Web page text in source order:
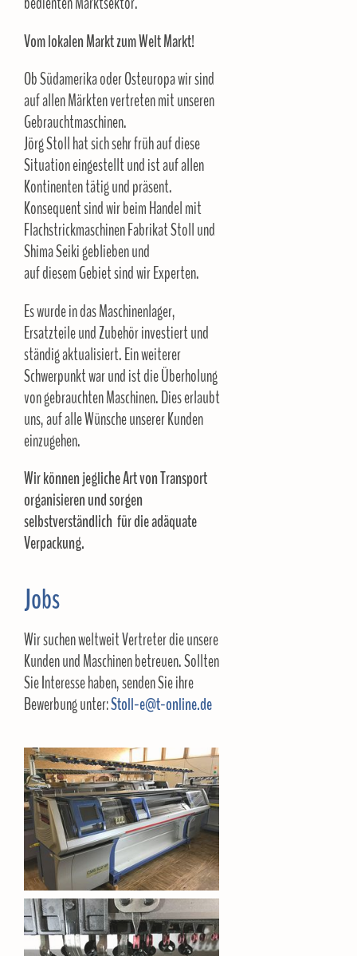
Vom lokalen Markt zum Welt Markt!
Ob Südamerika oder Osteuropa wir sind
auf allen Märkten vertreten mit unseren
Gebrauchtmaschinen.
Jörg Stoll hat sich sehr früh auf diese
Situation eingestellt und ist auf allen
Kontinenten tätig und präsent.
Konsequent sind wir beim Handel mit
Flachstrickmaschinen Fabrikat Stoll und
Shima Seiki geblieben und
auf diesem Gebiet sind wir Experten.
Es wurde in das Maschinenlager,
Ersatzteile und Zubehör investiert und
ständig aktualisiert. Ein weiterer
Schwerpunkt war und ist die Überholung
von gebrauchten Maschinen. Dies erlaubt
uns, auf alle Wünsche unserer Kunden
einzugehen.
Wir können jegliche Art von Transport
organisieren und sorgen
selbstverständlich für die adäquate
Verpackung.
Jobs
Wir suchen weltweit Vertreter die unsere
Kunden und Maschinen betreuen. Sollten
Sie Interesse haben, senden Sie ihre
Bewerbung unter:Stoll-e@t-online.de